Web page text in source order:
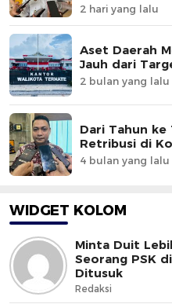
2 hari yang lalu
Aset Daerah
Jauh dari
2 bulan yang lalu
Dari Tahun ke
Retribusi di
4 bulan yang lalu
WIDGET KOLOM
Minta Duit
Seorang PSK
Ditusuk
Redaksi